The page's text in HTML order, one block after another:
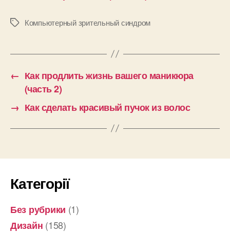
ПозначкиКомпьютерный зрительный синдром
← Как продлить жизнь вашего маникюра
(часть 2)
→ Как сделать красивый пучок из волос
Категорії
Без рубрики (1)
Дизайн (158)